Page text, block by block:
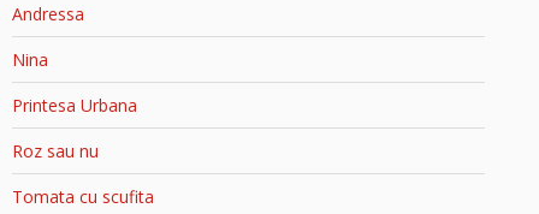
Andressa
Nina
Printesa Urbana
Roz sau nu
Tomata cu scufita